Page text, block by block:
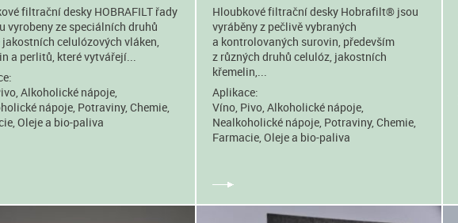
filtrační desky HOBRAFILT řady
vyrobeny ze speciálních druhů
jakostních celulózových vláken,
a perlitů, které vytvářejí...
Alkoholické nápoje,
nápoje, Potraviny, Chemie,
Oleje a bio-paliva
Hloubkové filtrační desky Hobrafilt® jsou
vyráběny z pečlivě vybraných
a kontrolovaných surovin, především
z různých druhů celulóz, jakostních
křemelin,...
Aplikace:
Víno, Pivo, Alkoholické nápoje,
Nealkoholické nápoje, Potraviny, Chemie,
Farmacie, Oleje a bio-paliva